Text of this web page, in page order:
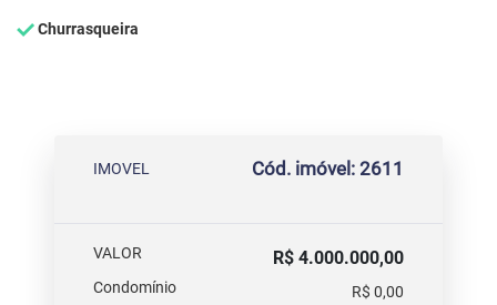
Churrasqueira
IMOVEL Cód. imóvel: 2611
VALOR R$ 4.000.000,00
Condomínio
R$ 0,00